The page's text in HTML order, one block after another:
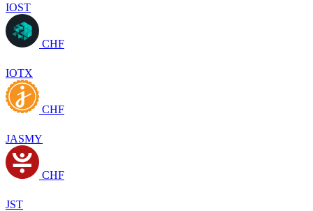
IOST
CHF
IOTX
CHF
JASMY
CHF
JST